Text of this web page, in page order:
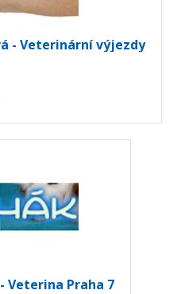
- Veterinární výjezdy
Veterina Praha 7